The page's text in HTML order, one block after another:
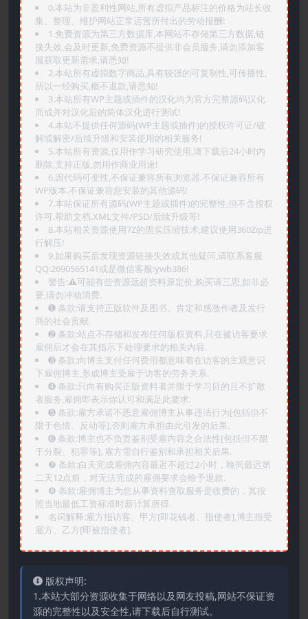
0.本站为非盈利性网站,所有虚拟产品标注的价格为站长收
集、整理、维护网站正常运营所付出的劳动报酬!
1.免费资源为第三方数据库,本网站不存储第三方数据,链
接失效,会及时更新,免费资源不提供非会员服务,请勿添加客
服获取更新需求,请悉知!
2.本站所有虚拟数字商品,具有较强的可复制性,可传播性,
所以一经购买,概不退款,请悉知!
3.本站所有WP主题或插件的汉化均为官方完整源码汉化
而成并对汉化后的简体汉化进行测试!
4.本站不提供任何源码(WP主题或插件)的授权许可证/破
解或解密/后续升级和安装使用的相关服务!
5.本站所有资源,仅用作学习研究使用,请下载后24小时内
删除,支持正版,勿用作商业用途!
6.因代码可变性,不保证兼容所有浏览器.不保证兼容所有
WP版本.不保证兼容您安装的其他源码!
7.本站保证所有源码(WP主题或插件)的完整性,但不含授权
许可.帮助文档.XML文件/PSD/后续升级等!
8.本站相关资源使用7Z的固实压缩技术,建议使用360Zip进
行解压!
9.如果购买后发现资源链接失效或其他疑问,请联系客服
QQ:2690565141或是微信客服:ywb386!
警告:⚠️可能有些资源远超资料原定价,购买请三思,如非必
要,请勿冲动消费.
➊️ 条款:请支持正版软件及图书。肯定和感激作者及发行
商的社会贡献.
➋️ 条款:站点不存储和发布任何版权资料,只在被访客要求
雇佣后才会在其指示下处理要求的相关内容.
➌️ 条款:向博主支付任何费用都意味着在访客的主观意识
下雇佣博主,形成博主受雇于访客的劳务关系.
➍️ 条款:只向有购买正版资料者并限于学习目的且不扩散
者服务,雇佣即表示你认可和满足此要求.
➎ 条款:雇方承诺不恶意雇佣博主从事违法行为[包括但不
限于色情、反动等],否则雇方承担由此引发的后果.
➏️ 条款:博主也不负责鉴别受雇内容之合法性[包括但不限
于分裂、犯罪等], 雇方需自行鉴别和承担相关后果.
❼ 条款:白天完成雇佣内容最迟不超过2小时，晚间最迟第
二天12点前，对无法完成的雇佣要求会给予退款.
❽ 条款:雇佣博主为您从事资料查取服务是收费的，其按
照当地最低工资标准时薪计算所得.
名词解释:雇方指访客、甲方[即花钱者、指使者],博主指受
雇方、乙方[即被指使者].
版权声明:
1.本站大部分资源收集于网络以及网友投稿,网站不保证资
源的完整性以及安全性,请下载后自行测试。